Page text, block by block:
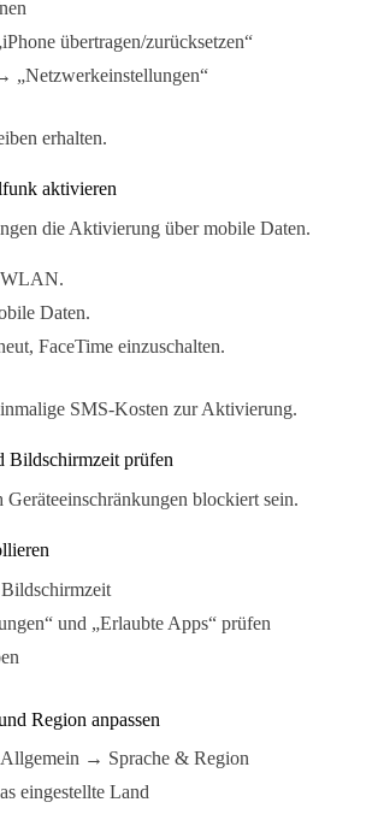
übertragen/zurücksetzen“
„Netzwerkeinstellungen“
erhalten.
aktivieren
die Aktivierung über mobile Daten.
WLAN.
Daten.
FaceTime einzuschalten.
SMS-Kosten zur Aktivierung.
Bildschirmzeit prüfen
Geräteeinschränkungen blockiert sein.
und „Erlaubte Apps“ prüfen
Region anpassen
→ Sprache & Region
eingestellte Land